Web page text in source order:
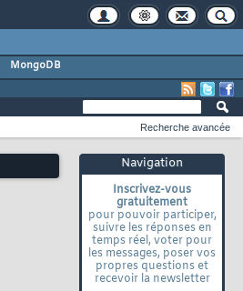
MongoDB
Navigation
Inscrivez-vous
gratuitement
pour pouvoir participer,
suivre les réponses en
temps réel, voter pour
les messages, poser vos
propres questions et
recevoir la newsletter
Recherche avancée